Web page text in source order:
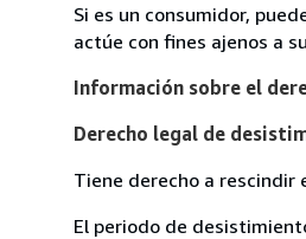
Si es un consumidor,
actúe con fines ajenos a
Información sobre el
Derecho legal de
Tiene derecho a rescindir
El periodo de